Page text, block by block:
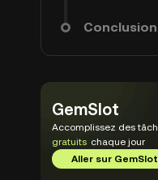
Conclusion
GemSlot
Accomplissez des
gratuits chaque jour
Aller sur GemSlot